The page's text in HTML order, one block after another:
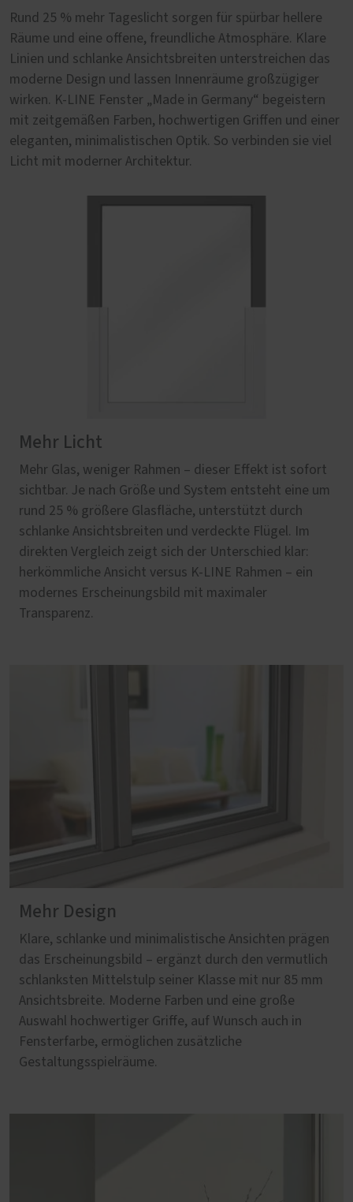
Rund 25 % mehr Tageslicht sorgen für spürbar hellere
Räume und eine offene, freundliche Atmosphäre. Klare
Linien und schlanke Ansichtsbreiten unterstreichen das
moderne Design und lassen Innenräume großzügiger
wirken. K-LINE Fenster „Made in Germany“ begeistern
mit zeitgemäßen Farben, hochwertigen Griffen und einer
eleganten, minimalistischen Optik. So verbinden sie viel
Licht mit moderner Architektur.
Mehr Licht
Mehr Glas, weniger Rahmen – dieser Effekt ist sofort
sichtbar. Je nach Größe und System entsteht eine um
rund 25 % größere Glasfläche, unterstützt durch
schlanke Ansichtsbreiten und verdeckte Flügel. Im
direkten Vergleich zeigt sich der Unterschied klar:
herkömmliche Ansicht versus K-LINE Rahmen – ein
modernes Erscheinungsbild mit maximaler
Transparenz.
Mehr Design
Klare, schlanke und minimalistische Ansichten prägen
das Erscheinungsbild – ergänzt durch den vermutlich
schlanksten Mittelstulp seiner Klasse mit nur 85 mm
Ansichtsbreite. Moderne Farben und eine große
Auswahl hochwertiger Griffe, auf Wunsch auch in
Fensterfarbe, ermöglichen zusätzliche
Gestaltungsspielräume.